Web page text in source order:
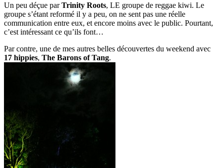
Un peu déçue parTrinity Roots, LE groupe de reggae kiwi. Le
groupe s’étant reformé il y a peu, on ne sent pas une réelle
communication entre eux, et encore moins avec le public. Pourtant,
c’est intéressant ce qu’ils font…
Par contre, une de mes autres belles découvertes du weekend avec
17 hippies, The Barons of Tang.